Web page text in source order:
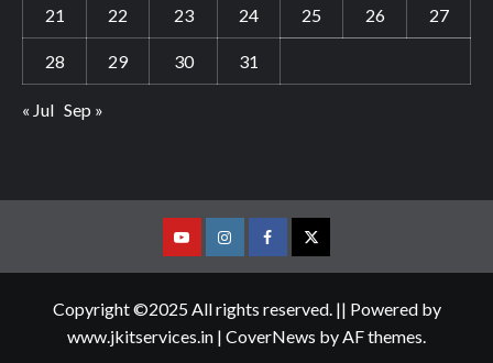
21 22 23 24 25 26 27
28 29 30 31
« Jul Sep »
YoutubeVimeoFacebookTwitter
Copyright ©2025 All rights reserved. || Powered by
www.jkitservices.in | CoverNews by AF themes.